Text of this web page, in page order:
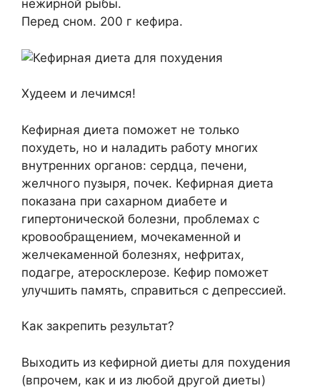
нежирной рыбы.
Перед сном. 200 г кефира.
Худеем и лечимся!
Кефирная диета поможет не только
похудеть, но и наладить работу многих
внутренних органов: сердца, печени,
желчного пузыря, почек. Кефирная диета
показана при сахарном диабете и
гипертонической болезни, проблемах с
кровообращением, мочекаменной и
желчекаменной болезнях, нефритах,
подагре, атеросклерозе. Кефир поможет
улучшить память, справиться с депрессией.
Как закрепить результат?
Выходить из кефирной диеты для похудения
(впрочем, как и из любой другой диеты)